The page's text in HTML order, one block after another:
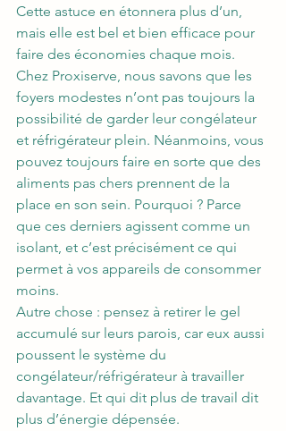
Cette astuce en étonnera plus d’un,
mais elle est bel et bien efficace pour
faire des économies chaque mois.
Chez Proxiserve, nous savons que les
foyers modestes n’ont pas toujours la
possibilité de garder leur congélateur
et réfrigérateur plein. Néanmoins, vous
pouvez toujours faire en sorte que des
aliments pas chers prennent de la
place en son sein. Pourquoi ? Parce
que ces derniers agissent comme un
isolant, et c’est précisément ce qui
permet à vos appareils de consommer
moins.
Autre chose : pensez à retirer le gel
accumulé sur leurs parois, car eux aussi
poussent le système du
congélateur/réfrigérateur à travailler
davantage. Et qui dit plus de travail dit
plus d’énergie dépensée.